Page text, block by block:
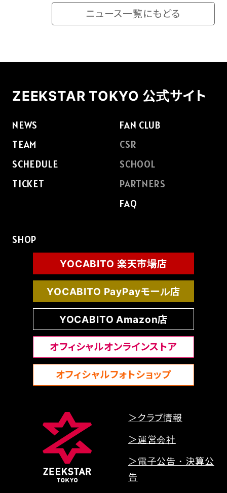
ニュース一覧にもどる
ZEEKSTAR TOKYO 公式サイト
NEWS
TEAM
SCHEDULE
TICKET
FAN CLUB
CSR
SCHOOL
PARTNERS
FAQ
SHOP
YOCABITO 楽天市場店
YOCABITO PayPayモール店
YOCABITO Amazon店
オフィシャルオンラインストア
オフィシャルフォトショップ
＞クラブ情報
＞運営会社
＞電子公告・決算公
告